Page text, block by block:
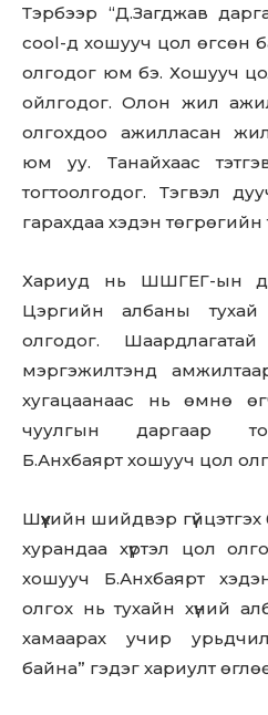
Тэрбээр “Д.Загджав
cool-д хошууч цол өгсөн
олгодог юм бэ. Хошууч
ойлгодог. Олон жил
олгохдоо ажилласан
юм уу. Танайхаас
тогтоолгодог. Тэгвэл
гарахдаа хэдэн төгрөгийн
Хариуд нь ШШГЕГ-ын
Цэргийн албаны
олгодог.
мэргэжилтэнд
хугацаанаас нь өмнө
чуулгын даргаар
Б.Анхбаярт хошууч цол
Шүүхийн шийдвэр
хурандаа хүртэл цол
хошууч Б.Анхбаярт
олгох нь тухайн хүний
хамаарах учир
байна” гэдэг хариулт